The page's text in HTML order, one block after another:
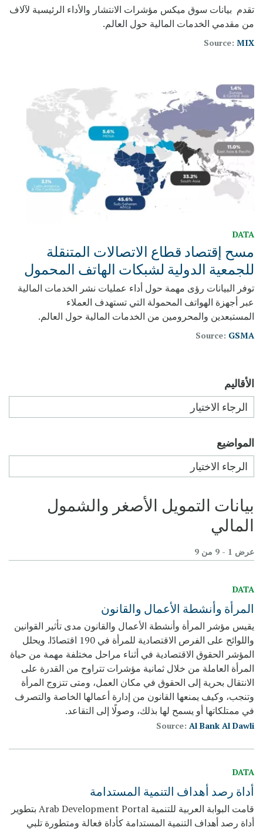
تقدم بيانات سوق ميكس مؤشرات الانتشار والأداء الرئيسية لآلاف
من مقدمي الخدمات المالية حول العالم.
Source:MIX
DATA
مسح إقتصاد قطاع الاتصالات المتنقلة
للجمعية الدولية لشبكات الهاتف المحمول
توفر البيانات رؤى مهمة حول أداء عمليات نشر الخدمات المالية
عبر أجهزة الهواتف المحمولة التي تستهدف العملاء
المستبعدين والمحرومين من الخدمات المالية حول العالم.
Source:GSMA
بيانات التمويل الأصغر والشمول
المالي
عرض 1 - 9 من 9
DATA
المرأة وأنشطة الأعمال والقانون
يقيس مؤشر المرأة وأنشطة الأعمال والقانون مدى تأثير القوانين
واللوائح على الفرص الاقتصادية للمرأة في 190 اقتصادًا. ويحلل
المؤشر الحقوق الاقتصادية في أثناء مراحل مختلفة مهمة من حياة
المرأة العاملة من خلال ثمانية مؤشرات تتراوح من القدرة على
الانتقال بحرية إلى الحقوق في مكان العمل، ومتى تتزوج المرأة
وتنجب، وكيف يمنعها القانون من إدارة أعمالها الخاصة والتصرف
في ممتلكاتها أو يسمح لها بذلك، وصولًا إلى التقاعد.
Source: Al Bank Al Dawli
DATA
أداة رصد أهداف التنمية المستدامة
قامت البوابة العربية للتنمية Arab Development Portal بتطوير
أداة رصد أهداف التنمية المستدامة كأداة فعالة ومتطورة تلبي
الأقاليم
المواضيع